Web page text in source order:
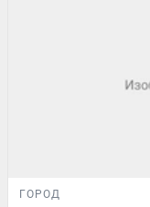
ГОРОД